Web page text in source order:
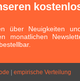
Neuigkeiten
monatlichen
empirische Verteilung